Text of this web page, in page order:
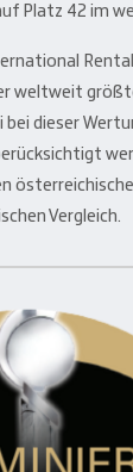
Platz 42 im
weltweit
dieser
Vergleich.